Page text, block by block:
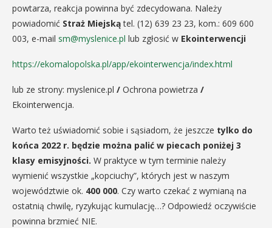
powtarza, reakcja powinna być zdecydowana. Należy
powiadomić Straż Miejskątel. (12) 639 23 23, kom.: 609 600
003, e-mail sm@myslenice.pl lub zgłosić w Ekointerwencji
https://ekomalopolska.pl/app/ekointerwencja/index.html
lub ze strony: myslenice.pl / Ochrona powietrza /
Ekointerwencja.
Warto też uświadomić sobie i sąsiadom, że jeszcze tylko do
końca 2022 r. będzie można palić w piecach poniżej 3
klasy emisyjności. W praktyce w tym terminie należy
wymienić wszystkie „kopciuchy”, których jest w naszym
województwie ok. 400 000. Czy warto czekać z wymianą na
ostatnią chwilę, ryzykując kumulację…? Odpowiedź oczywiście
powinna brzmieć NIE.